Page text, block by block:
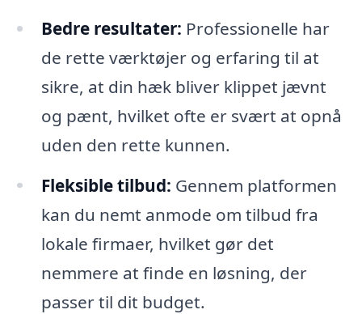
Bedre resultater: Professionelle har
de rette værktøjer og erfaring til at
sikre, at din hæk bliver klippet jævnt
og pænt, hvilket ofte er svært at opnå
uden den rette kunnen.
Fleksible tilbud: Gennem platformen
kan du nemt anmode om tilbud fra
lokale firmaer, hvilket gør det
nemmere at finde en løsning, der
passer til dit budget.